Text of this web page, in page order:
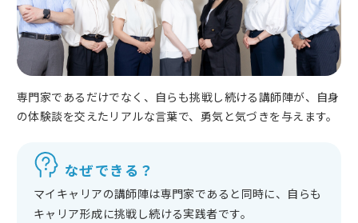
専門家であるだけでなく、自らも挑戦し続ける講師陣が、自身
の体験談を交えたリアルな言葉で、勇気と気づきを与えます。
なぜできる？
マイキャリアの講師陣は専門家であると同時に、自らも
キャリア形成に挑戦し続ける実践者です。